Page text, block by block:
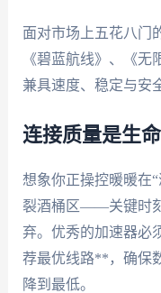
面对市场上五花八门
《碧蓝航线》、《
兼具速度、稳定与安
连接质量是生
想象你正操控暖暖在
裂酒桶区——关键时
弃。优秀的加速器必
荐最优线路**，确保
降到最低。